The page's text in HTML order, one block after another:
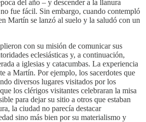
del año – y descender a la llanura
fue fácil. Sin embargo, cuando contempló
Martín se lanzó al suelo y la saludó con un
con su misión de comunicar sus
eclesiásticas y, a continuación,
a iglesias y catacumbas. La experiencia
a Martín. Por ejemplo, los sacerdotes que
diversos lugares visitados por los
los clérigos visitantes celebraran la misa
para dejar su sitio a otros que estaban
la ciudad no parecía destacar
sino más bien por su materialismo y